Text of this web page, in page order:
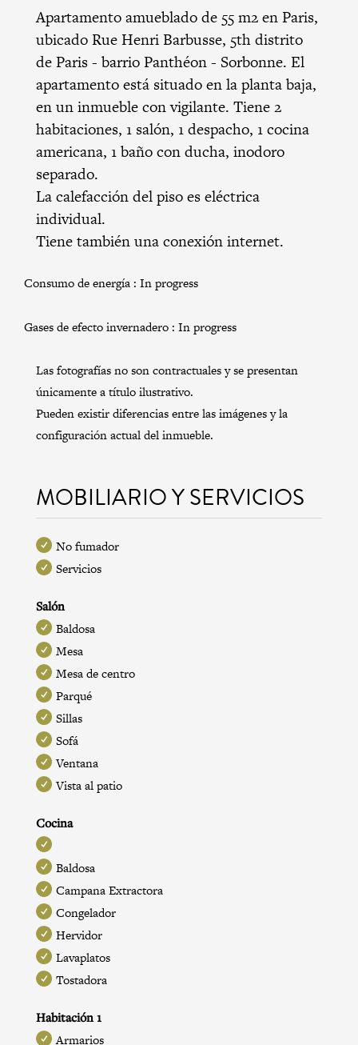
Apartamento amueblado de 55 m2 en Paris,
ubicado Rue Henri Barbusse, 5th distrito
de Paris- barrio Panthéon - Sorbonne. El
apartamento está situado en la planta baja,
en un inmueble con vigilante. Tiene 2
habitaciones, 1 salón, 1 despacho, 1 cocina
americana, 1 baño con ducha, inodoro
separado.
La calefacción del piso es eléctrica
individual.
Tiene también una conexión internet.
Consumo de energía : In progress
Gases de efecto invernadero : In progress
Las fotografías no son contractuales y se presentan
únicamente a título ilustrativo.
Pueden existir diferencias entre las imágenes y la
configuración actual del inmueble.
MOBILIARIO Y SERVICIOS
No fumador
Servicios
Salón
Baldosa
Mesa
Mesa de centro
Parqué
Sillas
Sofá
Ventana
Vista al patio
Cocina
Baldosa
Campana Extractora
Congelador
Hervidor
Lavaplatos
Tostadora
Habitación 1
Armarios